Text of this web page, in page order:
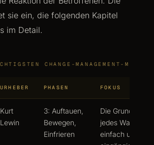
sie ein, die folgenden Kapitel
im Detail.
CHANGE-MANAGEMENT-
URHEBER PHASEN FOKUS
Kurt
Lewin
3: Auftauen,
Bewegen,
Einfrieren
Die Grundlogik
jedes Wandels,
einfach und